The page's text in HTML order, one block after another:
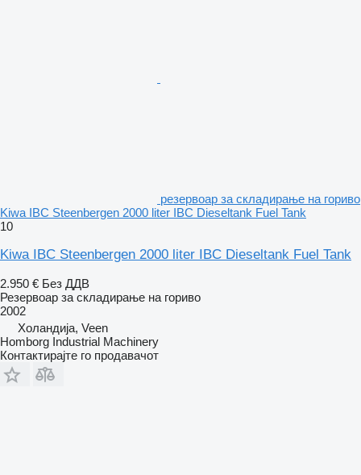
резервоар за складирање на гориво
Kiwa IBC Steenbergen 2000 liter IBC Dieseltank Fuel Tank
10
Kiwa IBC Steenbergen 2000 liter IBC Dieseltank Fuel Tank
2.950 € Без ДДВ
Резервоар за складирање на гориво
2002
Холандија, Veen
Homborg Industrial Machinery
Контактирајте го продавачот